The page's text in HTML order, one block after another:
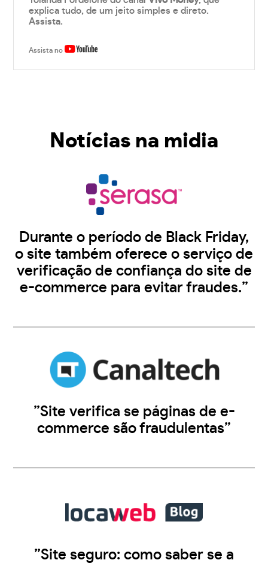
explica tudo, de um jeito simples e direto.
Assista.
Assista no
Notícias na midia
Durante o período de Black Friday,
o site também oferece o serviço de
verificação de confiança do site de
e-commerce para evitar fraudes.”
”Site verifica se páginas de e-
commerce são fraudulentas”
”Site seguro: como saber se a